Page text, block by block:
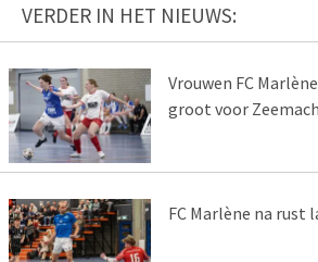
VERDER IN HET NIEUWS:
Vrouwen FC
groot voor
FC Marlène na rust